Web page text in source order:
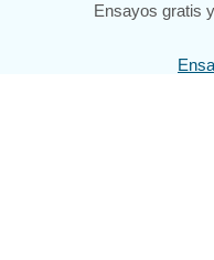
Ensayos gratis